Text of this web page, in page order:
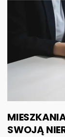
SWOJĄ